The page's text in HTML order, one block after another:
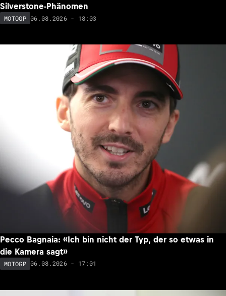
Silverstone-Phänomen
MOTOGP 06.08.2026 - 18:03
Pecco Bagnaia: «Ich bin nicht der Typ, der so etwas in
die Kamera sagt»
MOTOGP 06.08.2026 - 17:01